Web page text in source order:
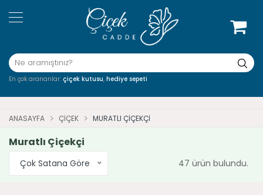
En çok arananlar: çiçek kutusu, hediye sepeti
ANASAYFA ÇIÇEK MURATLI ÇIÇEKÇI
Muratlı Çiçekçi
Çok Satana Göre 47 ürün bulundu.